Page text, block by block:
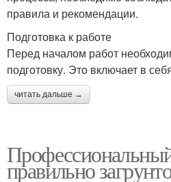
правила и рекомендации.
Подготовка к работе
Перед началом работ
подготовку. Это включает в
читать дальше →
правильно